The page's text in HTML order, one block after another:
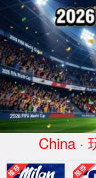
{未